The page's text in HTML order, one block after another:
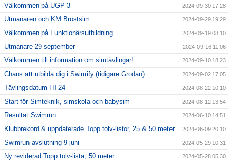
Välkommen på UGP-3 2024-09-30 17:28
Utmanaren och KM Bröstsim 2024-09-29 19:29
Välkommen på Funktionärsutbildning 2024-09-19 08:10
Utmanare 29 september 2024-09-16 11:06
Välkommen till information om simtävlingar! 2024-09-10 18:23
Chans att utbilda dig i Swimify (tidigare Grodan) 2024-09-02 17:05
Tävlingsdatum HT24 2024-08-22 10:10
Start för Simteknik, simskola och babysim 2024-08-12 13:54
Resultat Swimrun 2024-06-10 14:51
Klubbrekord & uppdaterade Topp tolv-listor, 25 & 50 meter 2024-06-09 20:10
Swimrun avslutning 9 juni 2024-05-29 10:31
Ny reviderad Topp tolv-lista, 50 meter 2024-05-28 05:30